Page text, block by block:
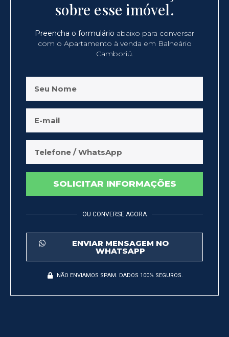
sobre esse imóvel.
Preencha o formulário abaixo para conversar
com o Apartamento à venda em Balneário
Camboriú.
SOLICITAR INFORMAÇÕES
OU CONVERSE AGORA
ENVIAR MENSAGEM NO
WHATSAPP
NÃO ENVIAMOS SPAM. DADOS 100% SEGUROS.